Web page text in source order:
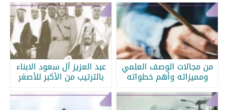
من مجالات الوصف العلمي
ومميزاته وأهم خطواته
عبد العزيز آل سعود الابناء
بالترتيب من الأكبر للأصغر